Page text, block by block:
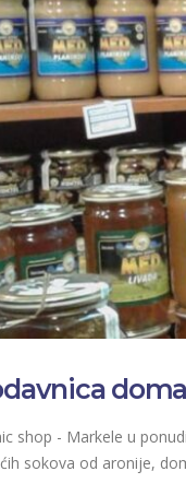
shop - Markele u
sokova od aronije,